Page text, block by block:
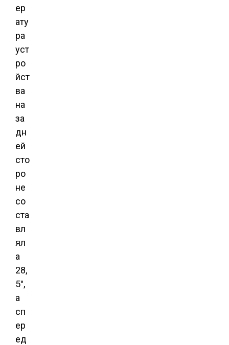
ер
ату
ра
уст
ро
йст
ва
на
за
дн
ей
сто
ро
не
со
ста
вл
ял
а
28,
5°,
а
сп
ер
ед